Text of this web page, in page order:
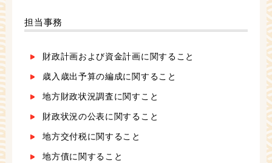
担当事務
財政計画および資金計画に関すること
歳入歳出予算の編成に関すること
地方財政状況調査に関すこと
財政状況の公表に関すること
地方交付税に関すること
地方債に関すること